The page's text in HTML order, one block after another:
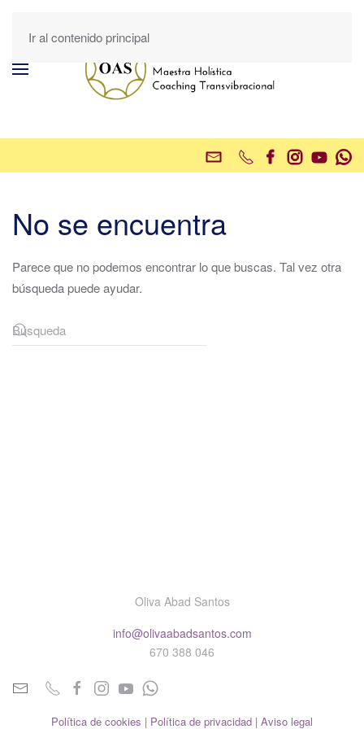
Ir al contenido principal
No se encuentra
Parece que no podemos encontrar lo que buscas. Tal vez otra
búsqueda puede ayudar.
Oliva Abad Santos
info@olivaabadsantos.com
670 388 046
Política de cookies | Política de privacidad | Aviso legal